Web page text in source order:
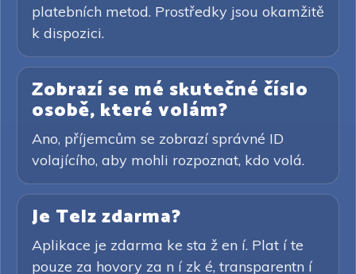
platebních metod. Prostředky jsou okamžitě
k dispozici.
Zobrazí se mé skutečné číslo
osobě, které volám?
Ano, příjemcům se zobrazí správné ID
volajícího, aby mohli rozpoznat, kdo volá.
Je Telz zdarma?
Aplikace je zdarma ke sta ž en í. Plat í te
pouze za hovory za n í zk é, transparentn í